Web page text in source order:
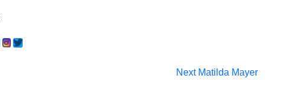
Next Matilda Mayer